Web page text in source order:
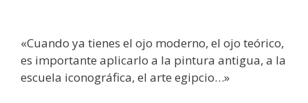
«Cuando ya tienes el ojo moderno, el ojo teórico,
es importante aplicarlo a la pintura antigua, a la
escuela iconográfica, el arte egipcio…»